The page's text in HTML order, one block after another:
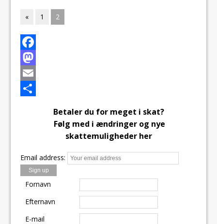
« 1 2
F
a
c
k
M
a
o
E
e
Betaler du for meget i skat?
Følg med i ændringer og nye
skattemuligheder her
Email address:
Fornavn
Efternavn
E-mail